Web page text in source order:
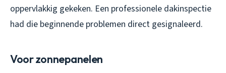
oppervlakkig gekeken. Een professionele dakinspectie
had die beginnende problemen direct gesignaleerd.
Voor zonnepanelen